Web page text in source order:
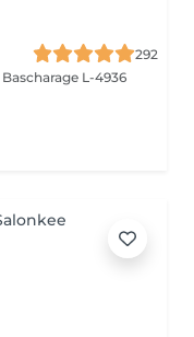
292
Bascharage L-4936